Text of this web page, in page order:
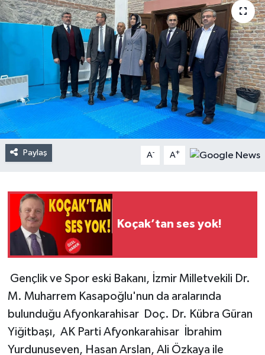
Paylaş A- A+
Koçak’tan ses yok!
Gençlik ve Spor eski Bakanı, İzmir Milletvekili Dr.
M. Muharrem Kasapoğlu'nun da aralarında
bulunduğu Afyonkarahisar Doç. Dr. Kübra Güran
Yiğitbaşı, AK Parti Afyonkarahisar İbrahim
Yurdunuseven, Hasan Arslan, Ali Özkaya ile